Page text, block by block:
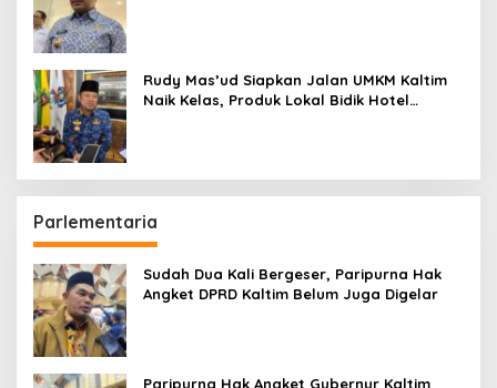
Rudy Mas’ud Siapkan Jalan UMKM Kaltim
Naik Kelas, Produk Lokal Bidik Hotel
Parlementaria
Sudah Dua Kali Bergeser, Paripurna Hak
Angket DPRD Kaltim Belum Juga Digelar
Paripurna Hak Angket Gubernur Kaltim